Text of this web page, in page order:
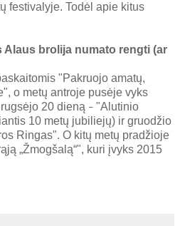
festivalyje. Todėl apie kitus
brolija numato rengti (ar
"Pakruojo amatų,
o metų antroje pusėje vyks
20 dieną – "Alutinio
10 metų jubiliejų) ir gruodžio
Ringas". O kitų metų pradžioje
„Žmogšalą“", kuri įvyks 2015